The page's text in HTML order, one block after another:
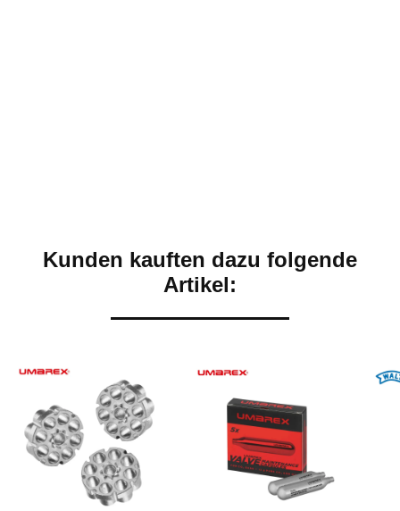
Kunden kauften dazu folgende
Artikel: